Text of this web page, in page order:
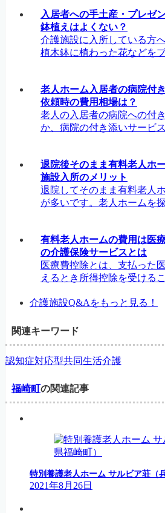
入居者への手土産・プレゼ
鉢植えはよくない？
介護施設に入所している方
植木鉢に植わった花などを
老人ホーム入居者の病院付
依頼時の費用相場は？
老人の入居者の病院への付
か、病院の付き添いサービ
退院後そのまま有料老人ホ
施設入所のメリット
退院してそのまま有料老人
が多いです。老人ホームを
有料老人ホームの費用は医
の介護保険サービスとは
医療費控除とは、支払った
えるとき所得控除を受ける
介護施設Q&Aをもっと見る！
関連キーワード
認知症対応型共同生活介護
福崎町の関連記事
特別養護老人ホーム サルビア荘（
2021年8月26日